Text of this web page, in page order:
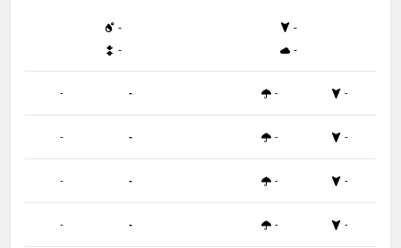
-
-
-
-
- - - -
- - - -
- - - -
- - - -